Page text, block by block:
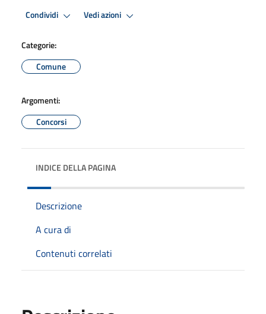
Condividi Vedi azioni
Categorie:
Comune
Argomenti:
Concorsi
INDICE DELLA PAGINA
Descrizione
A cura di
Contenuti correlati